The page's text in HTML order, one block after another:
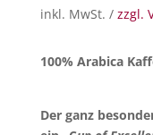
inkl. MwSt. /zzgl.
100% Arabica
Der ganz